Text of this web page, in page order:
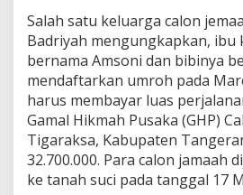
a
m
a
h
U
m
r
h
P
Salah satu keluarga calon
Badriyah mengungkapkan, ibu
bernama Amsoni dan bibinya
mendaftarkan umroh pada
harus membayar luas
Gamal Hikmah Pusaka (GHP)
Tigaraksa, Kabupaten
32.700.000. Para calon jamaah
ke tanah suci pada tanggal 17